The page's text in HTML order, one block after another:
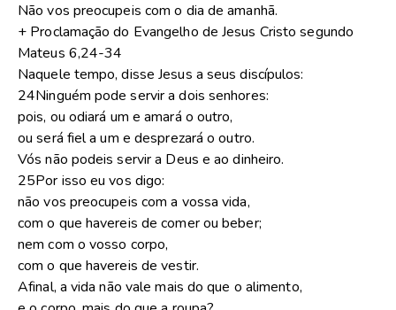
Não vos preocupeis com o dia de amanhã.
+ Proclamação do Evangelho de Jesus Cristo segundo
Mateus 6,24-34
Naquele tempo, disse Jesus a seus discípulos:
24Ninguém pode servir a dois senhores:
pois, ou odiará um e amará o outro,
ou será fiel a um e desprezará o outro.
Vós não podeis servir a Deus e ao dinheiro.
25Por isso eu vos digo:
não vos preocupeis com a vossa vida,
com o que havereis de comer ou beber;
nem com o vosso corpo,
com o que havereis de vestir.
Afinal, a vida não vale mais do que o alimento,